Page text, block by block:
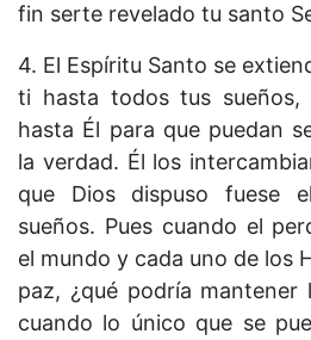
fin serte revelado tu santo
4. El Espíritu Santo se
ti hasta todos tus
hasta Él para que puedan
la verdad. Él los
que Dios dispuso fuese
sueños. Pues cuando el
el mundo y cada uno de los
paz, ¿qué podría mantener
cuando lo único que se